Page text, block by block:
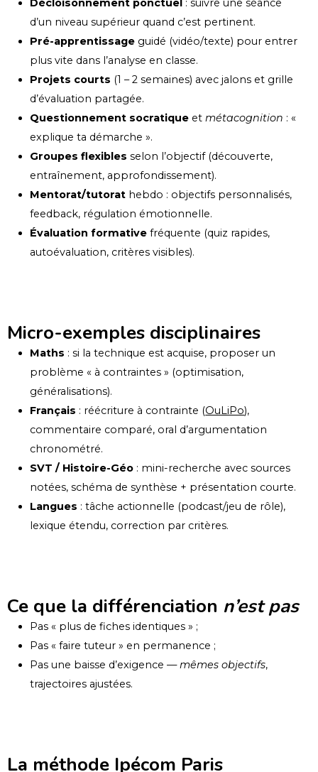
Décloisonnement ponctuel : suivre une séance
d’un niveau supérieur quand c’est pertinent.
Pré-apprentissage guidé (vidéo/texte) pour entrer
plus vite dans l’analyse en classe.
Projets courts (1 – 2 semaines) avec jalons et grille
d’évaluation partagée.
Questionnement socratique etmétacognition : «
explique ta démarche ».
Groupes flexibles selon l’objectif (découverte,
entraînement, approfondissement).
Mentorat/tutorat hebdo : objectifs personnalisés,
feedback, régulation émotionnelle.
Évaluation formative fréquente (quiz rapides,
autoévaluation, critères visibles).
Micro-exemples disciplinaires
Maths : si la technique est acquise, proposer un
problème « à contraintes » (optimisation,
généralisations).
Français : réécriture à contrainte (OuLiPo),
commentaire comparé, oral d’argumentation
chronométré.
SVT / Histoire-Géo : mini-recherche avec sources
notées, schéma de synthèse + présentation courte.
Langues : tâche actionnelle (podcast/jeu de rôle),
lexique étendu, correction par critères.
Ce que la différenciation n’est pas
Pas « plus de fiches identiques » ;
Pas « faire tuteur » en permanence ;
Pas une baisse d’exigence —mêmes objectifs,
trajectoires ajustées.
La méthode Ipécom Paris